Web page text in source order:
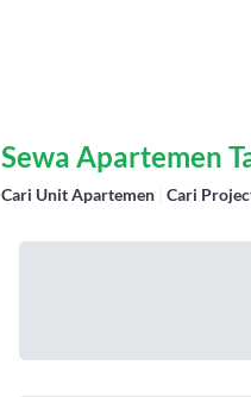
Sewa Apartemen
Cari Unit Apartemen Cari